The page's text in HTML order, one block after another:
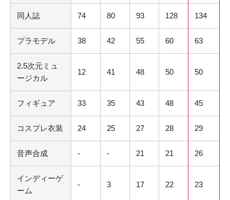
同人誌 74 80 93 128 134
プラモデル 38 42 55 60 63
2.5次元ミュ
ージカル
12 41 48 50 50
フィギュア 33 35 43 48 45
コスプレ衣装 24 25 27 28 29
音声合成 - - 21 21 26
インディーゲ
ーム
- 3 17 22 23